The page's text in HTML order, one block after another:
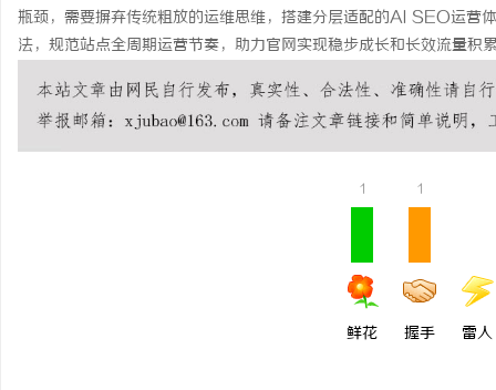
瓶颈，需要摒弃传统粗放的运维思维，搭建分层适配的AI SEO运营
法，规范站点全周期运营节奏，助力官网实现稳步成长和长效流量积
1
鲜花
1
握手 雷人